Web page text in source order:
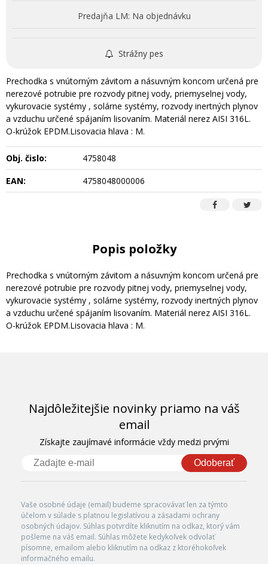
Predajňa LM: Na objednávku
Strážny pes
Prechodka s vnútorným závitom a násuvným koncom určená pre
nerezové potrubie pre rozvody pitnej vody, priemyselnej vody,
vykurovacie systémy , solárne systémy, rozvody inertných plynov
a vzduchu určené spájaním lisovaním. Materiál nerez AISI 316L.
O-krúžok EPDM.Lisovacia hlava : M.
Obj. čislo:
4758048
EAN:
4758048000006
Popis položky
Prechodka s vnútorným závitom a násuvným koncom určená pre
nerezové potrubie pre rozvody pitnej vody, priemyselnej vody,
vykurovacie systémy , solárne systémy, rozvody inertných plynov
a vzduchu určené spájaním lisovaním. Materiál nerez AISI 316L.
O-krúžok EPDM.Lisovacia hlava : M.
Najdôležitejšie novinky priamo na váš
email
Získajte zaujímavé informácie vždy medzi prvými
Odoberať
Vaše osobné údaje (email) budeme spracovávať len za týmto
účelom v súlade s platnou legislatívou a zásadami ochrany
osobných údajov. Súhlas potvrdíte kliknutím na odkaz, ktorý vám
pošleme na váš email. Súhlas môžete kedykoľvek odvolať
písomne, emailom alebo kliknutím na odkaz z ktoréhokoľvek
informačného emailu.